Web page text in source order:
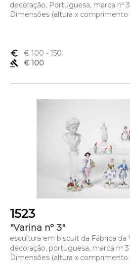
decoração, Portuguesa, marca nº
Dimensões (altura x comprimento
euro_symbol € 100 - 150
gavel
€ 100
1523
"Varina nº 3"
escultura em biscuit da Fábrica da
decoração, portuguesa, marca nº
Dimensões (altura x comprimento